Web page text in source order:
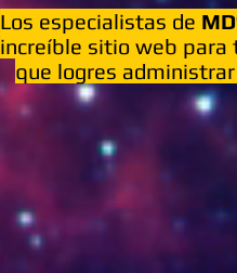
Los especialistas de
increíble sitio web para
que logres administrar